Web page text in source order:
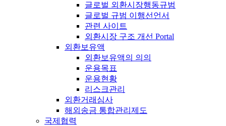
글로벌 외환시장행동규범
글로벌 규범 이행선언서
관련 사이트
외환시장 구조 개선 Portal
외환보유액
외환보유액의 의의
운용목표
운용현황
리스크관리
외환거래심사
해외송금 통합관리제도
국제협력